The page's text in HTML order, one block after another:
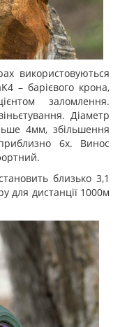
використовуються
– барієвого крона,
заломлення.
Діаметр
4мм, збільшення
6х. Винос
близько 3,1
для дистанції 1000м